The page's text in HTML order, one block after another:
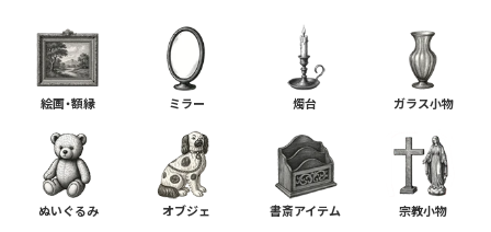
絵画・額縁 ミラー 燭台 ガラス小物
ぬいぐるみ オブジェ 書斎アイテム 宗教小物